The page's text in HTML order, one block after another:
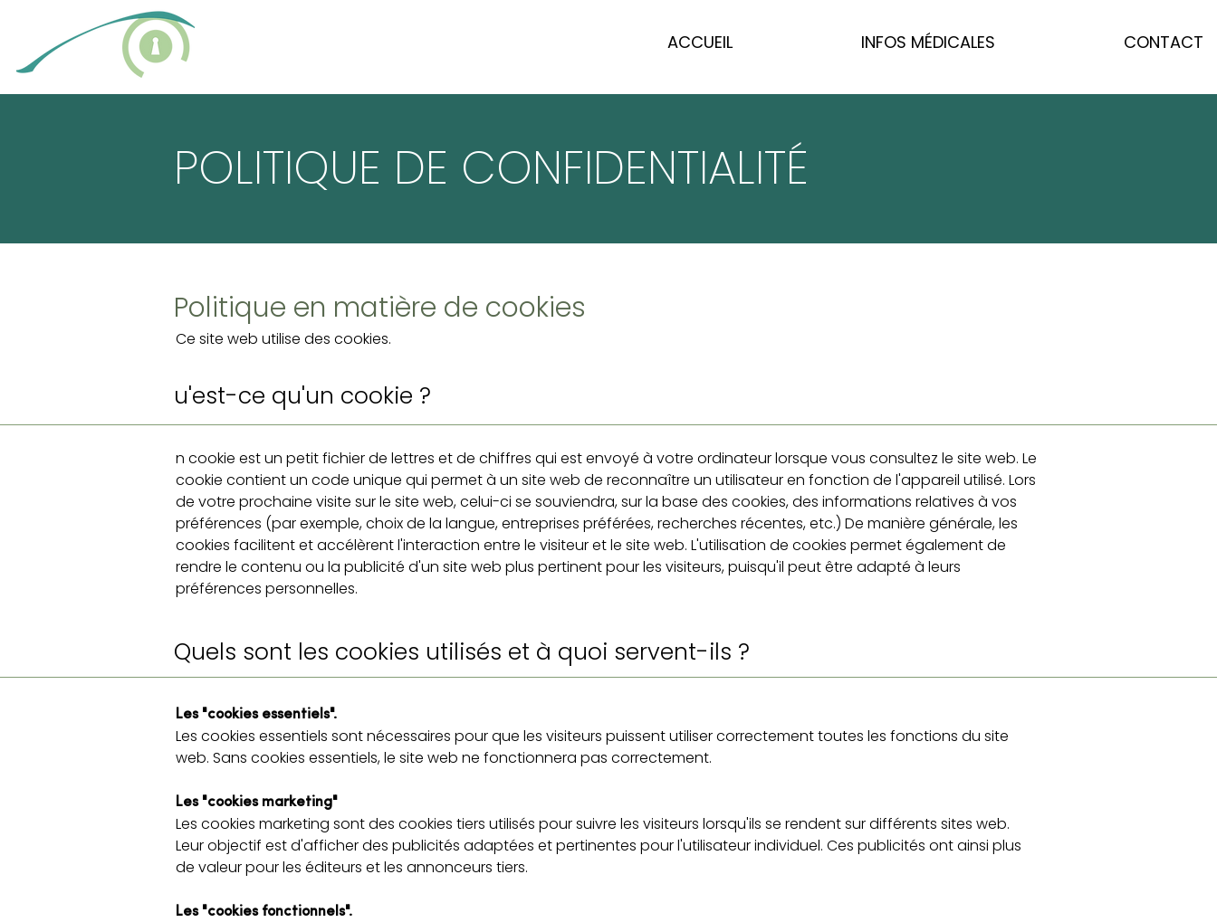
ACCUEIL INFOS MÉDICALES CONTACT
POLITIQUE DE CONFIDENTIALITÉ
Politique en matière de cookies
Ce site web utilise des cookies.
u'est-ce qu'un cookie ?
n cookie est un petit fichier de lettres et de chiffres qui est envoyé à votre ordinateur lorsque vous consultez le site web. Le
cookie contient un code unique qui permet à un site web de reconnaître un utilisateur en fonction de l'appareil utilisé. Lors
de votre prochaine visite sur le site web, celui-ci se souviendra, sur la base des cookies, des informations relatives à vos
préférences (par exemple, choix de la langue, entreprises préférées, recherches récentes, etc.) De manière générale, les
cookies facilitent et accélèrent l'interaction entre le visiteur et le site web. L'utilisation de cookies permet également de
rendre le contenu ou la publicité d'un site web plus pertinent pour les visiteurs, puisqu'il peut être adapté à leurs
préférences personnelles.
Quels sont les cookies utilisés et à quoi servent-ils ?
Les "cookies essentiels".
Les cookies essentiels sont nécessaires pour que les visiteurs puissent utiliser correctement toutes les fonctions du site
web. Sans cookies essentiels, le site web ne fonctionnera pas correctement.
Les "cookies marketing"
Les cookies marketing sont des cookies tiers utilisés pour suivre les visiteurs lorsqu'ils se rendent sur différents sites web.
Leur objectif est d'afficher des publicités adaptées et pertinentes pour l'utilisateur individuel. Ces publicités ont ainsi plus
de valeur pour les éditeurs et les annonceurs tiers.
Les "cookies fonctionnels".